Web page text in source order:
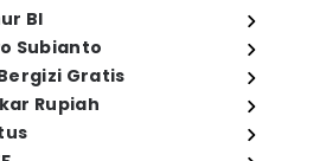
BI
Subianto
Gratis
Rupiah